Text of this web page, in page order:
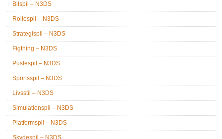
Bilspil – N3DS
Rollespil – N3DS
Strategispil – N3DS
Figthing – N3DS
Puslespil – N3DS
Sportsspil – N3DS
Livsstil – N3DS
Simulationspil – N3DS
Platformspil – N3DS
Skydespil – N3DS